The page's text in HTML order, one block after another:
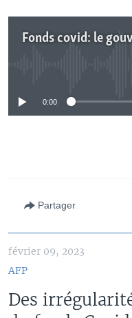
0:00
Partager
février 09, 2023
AFP
Des